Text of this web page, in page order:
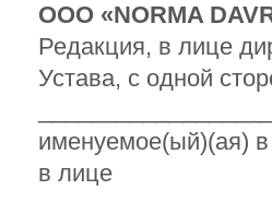
ООО «NORMA
Редакция, в лице
Устава, с одной
именуемое(ый)(ая)
в лице